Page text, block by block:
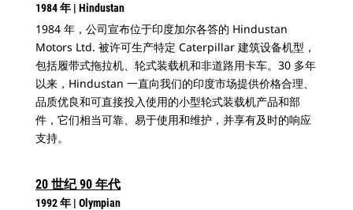
1984 年 | Hindustan
1984 年，公司宣布位于印度加尔各答的 Hindustan
Motors Ltd. 被许可生产特定 Caterpillar 建筑设备机型，
包括履带式拖拉机、轮式装载机和非道路用卡车。 30 多年
以来，Hindustan 一直向我们的印度市场提供价格合理、
品质优良和可直接投入使用的小型轮式装载机产品和部
件，它们相当可靠、易于使用和维护，并享有及时的响应
支持。
20 世纪 90 年代
1992 年 | Olympian